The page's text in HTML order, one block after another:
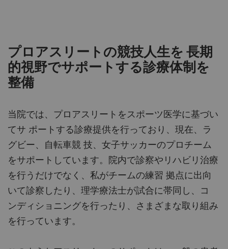
プロアスリートの競技人生を 長期
的視野でサポートする診療体制を
整備
当院では、プロアスリートをスポーツ医学に基づい
てサ ポートする診療提供を行っており、現在、ラ
グビー、自転車競 技、女子サッカーのプロチーム
をサポートしています。院内で診察やリハビリ治療
を行うだけでなく、私がチームの練習 拠点に出向
いて診察したり、理学療法士が試合に帯同し、コ
ンディショニングを行ったり、さまざまな取り組み
を行っています。